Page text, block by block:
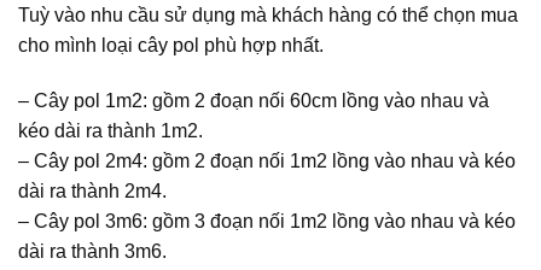
Tuỳ vào nhu cầu sử dụng mà khách hàng có thể chọn mua
cho mình loại cây pol phù hợp nhất.
– Cây pol 1m2: gồm 2 đoạn nối 60cm lồng vào nhau và
kéo dài ra thành 1m2.
– Cây pol 2m4: gồm 2 đoạn nối 1m2 lồng vào nhau và kéo
dài ra thành 2m4.
– Cây pol 3m6: gồm 3 đoạn nối 1m2 lồng vào nhau và kéo
dài ra thành 3m6.